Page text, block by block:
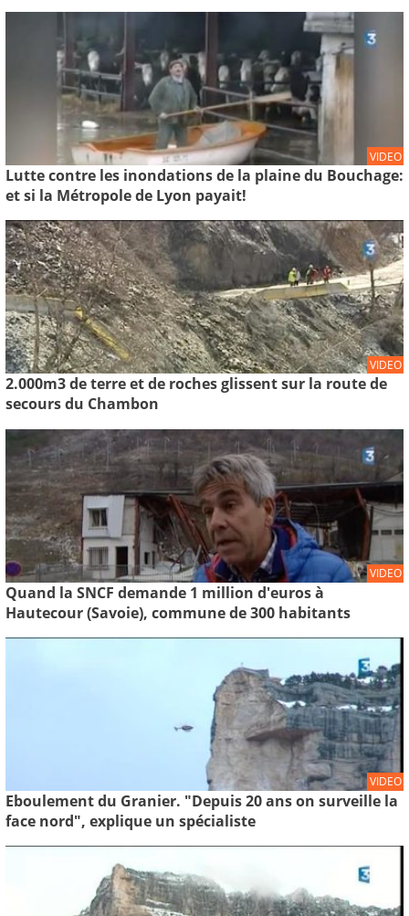
VIDEO
Lutte contre les inondations de la plaine du Bouchage:
et si la Métropole de Lyon payait!
VIDEO
2.000m3 de terre et de roches glissent sur la route de
secours du Chambon
VIDEO
Quand la SNCF demande 1 million d'euros à
Hautecour (Savoie), commune de 300 habitants
VIDEO
Eboulement du Granier. "Depuis 20 ans on surveille la
face nord", explique un spécialiste